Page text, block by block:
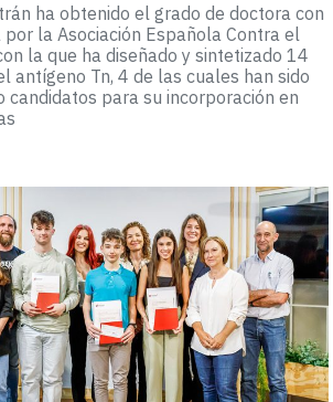
ha obtenido el grado de doctora con
la Asociación Española Contra el
la que ha diseñado y sintetizado 14
antígeno Tn, 4 de las cuales han sido
candidatos para su incorporación en